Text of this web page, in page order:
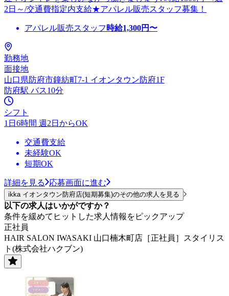
2日～/交通費指定内支給★アパレル販売スタッフ募集！
アパレル販売スタッフ 時給1,300円〜
勤務地
面接地
山口県防府市鐘紡町7-1 イオンタウン防府1F
防府駅 バス10分
シフト
1日6時間 週2日からOK
交通費支給
未経験OK
短期OK
詳細を見る 応募画面に進む
ikka イオンタウン防府店(短期募集)のその他の求人を見る
以下の求人はいかがですか？
条件を緩めてヒットした求人情報をピックアップ
正社員
HAIR SALON IWASAKI 山口楠木町店［正社員］スタイリス
ト(株式会社ハクブン)